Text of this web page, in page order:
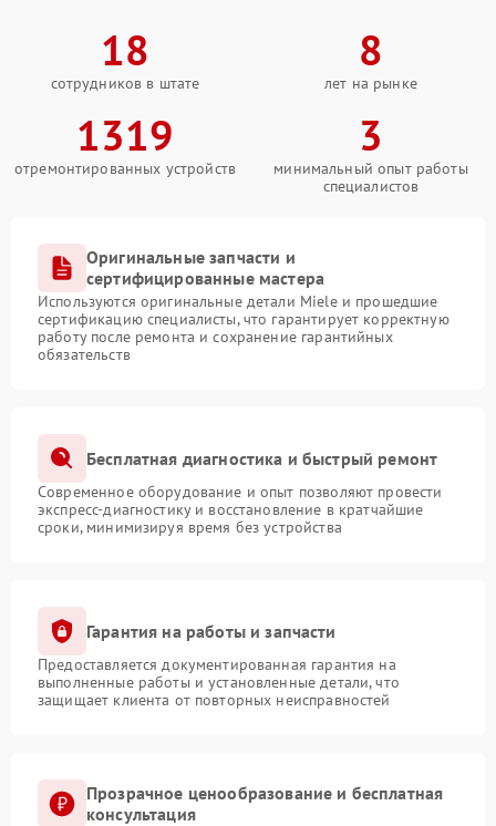
18
сотрудников в штате
8
лет на рынке
1319
отремонтированных устройств
3
минимальный опыт работы
специалистов
Оригинальные запчасти и
сертифицированные мастера
Используются оригинальные детали Miele и прошедшие
сертификацию специалисты, что гарантирует корректную
работу после ремонта и сохранение гарантийных
обязательств
Бесплатная диагностика и быстрый ремонт
Современное оборудование и опыт позволяют провести
экспресс-диагностику и восстановление в кратчайшие
сроки, минимизируя время без устройства
Гарантия на работы и запчасти
Предоставляется документированная гарантия на
выполненные работы и установленные детали, что
защищает клиента от повторных неисправностей
Прозрачное ценообразование и бесплатная
консультация